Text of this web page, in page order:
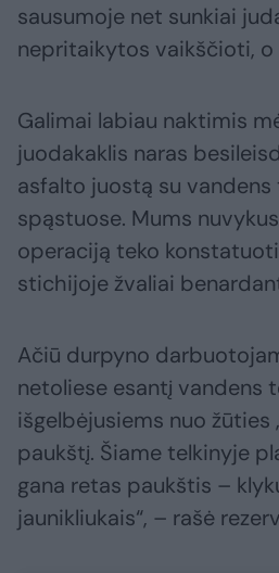
sausumoje net sunkiai
nepritaikytos vaikščioti,
Galimai labiau naktimis
juodakaklis naras
asfalto juostą su
spąstuose. Mums
operaciją teko
stichijoje žvaliai
Ačiū durpyno
netoliese esantį vandens
išgelbėjusiems nuo žūties
paukštį. Šiame telkinyje
gana retas paukštis –
jaunikliukais“, – rašė